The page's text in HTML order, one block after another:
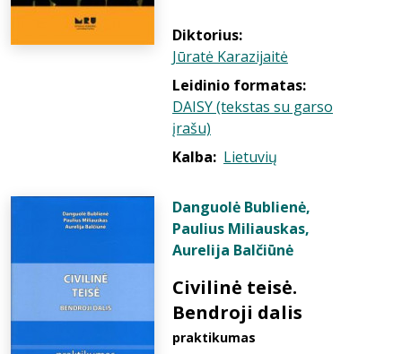
Diktorius:
Jūratė Karazijaitė
Leidinio formatas:
DAISY (tekstas su garso
įrašu)
Kalba: Lietuvių
Danguolė Bublienė,
Paulius Miliauskas,
Aurelija Balčiūnė
Civilinė teisė.
Bendroji dalis
praktikumas